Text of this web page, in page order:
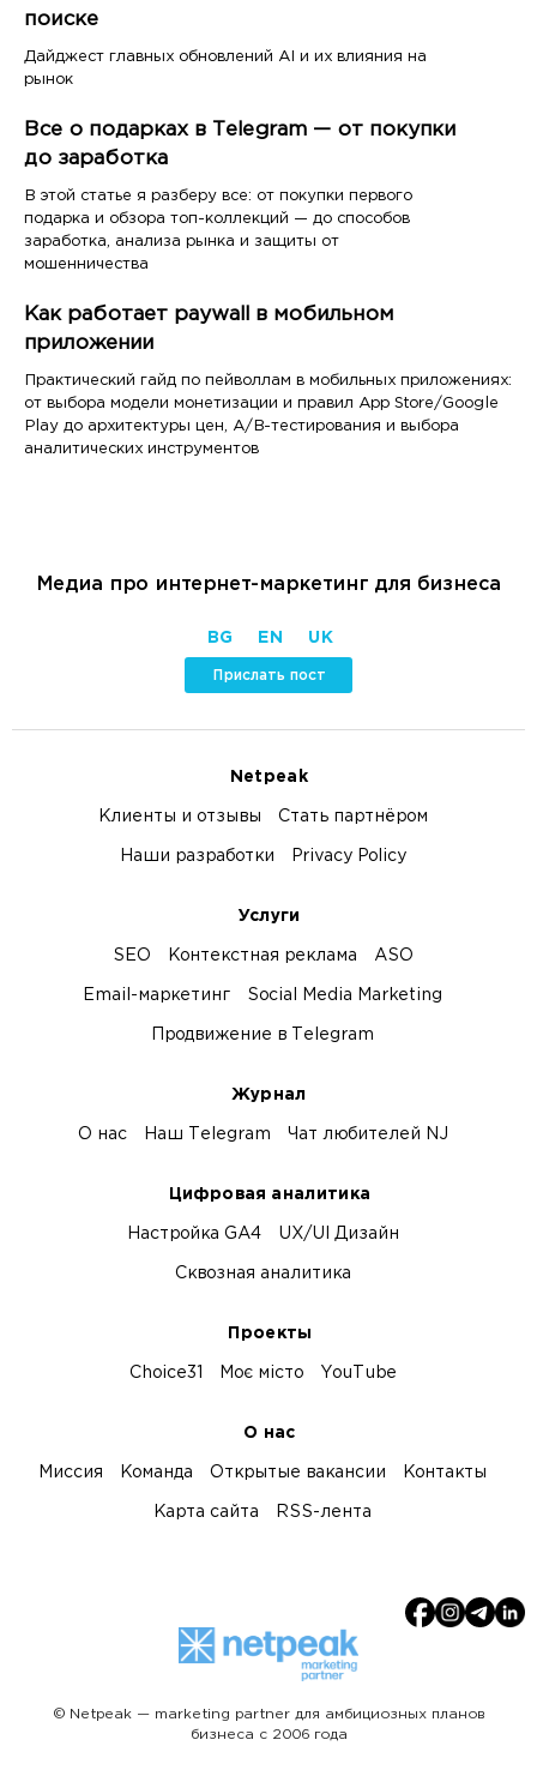
поиске
Дайджест главных обновлений AI и их влияния на
рынок
Все о подарках в Telegram — от покупки
до заработка
В этой статье я разберу все: от покупки первого
подарка и обзора топ-коллекций — до способов
заработка, анализа рынка и защиты от
мошенничества
Как работает paywall в мобильном
приложении
Практический гайд по пейволлам в мобильных приложениях:
от выбора модели монетизации и правил App Store/Google
Play до архитектуры цен, A/B-тестирования и выбора
аналитических инструментов
Медиа про интернет-маркетинг для бизнеса
BG EN UK
Прислать пост
Netpeak
Клиенты и отзывы Стать партнёром
Наши разработки Privacy Policy
Услуги
SEO Контекстная реклама ASO
Email-маркетинг Social Media Marketing
Продвижение в Telegram
Журнал
О нас Наш Telegram Чат любителей NJ
Цифровая аналитика
Настройка GA4 UX/UI Дизайн
Сквозная аналитика
Проекты
Choice31 Моє місто YouTube
О нас
Миссия Команда Открытые вакансии Контакты
Карта сайта RSS-лента
© Netpeak — marketing partner для амбициозных планов
бизнеса с 2006 года